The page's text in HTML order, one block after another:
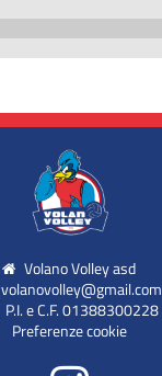
Volano Volley asd
volanovolley@gmail.com
P.I. e C.F. 01388300228
Preferenze cookie